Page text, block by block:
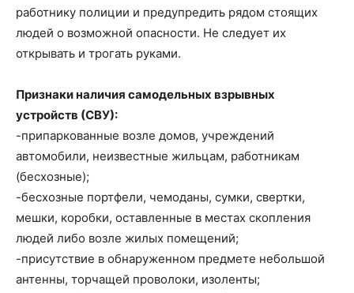
работнику полиции и предупредить рядом стоящих
людей о возможной опасности. Не следует их
открывать и трогать руками.
Признаки наличия самодельных взрывных
устройств (СВУ):
-припаркованные возле домов, учреждений
автомобили, неизвестные жильцам, работникам
(бесхозные);
-бесхозные портфели, чемоданы, сумки, свертки,
мешки, коробки, оставленные в местах скопления
людей либо возле жилых помещений;
-присутствие в обнаруженном предмете небольшой
антенны, торчащей проволоки, изоленты;